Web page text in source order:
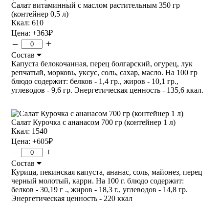
Салат витаминный с маслом растительным 350 гр
(контейнер 0,5 л)
Ккал: 610
Цена: +363₽
– +
Состав
Капуста белокочанная, перец болгарский, огурец, лук
репчатый, морковь, уксус, соль, сахар, масло. На 100 гр
блюдо содержит: белков - 1,4 гр., жиров - 10,1 гр.,
углеводов - 9,6 гр. Энергетическая ценность - 135,6 ккал.
Салат Курочка с ананасом 700 гр (контейнер 1 л)
Ккал: 1540
Цена: +605₽
– +
Состав
Курица, пекинская капуста, ананас, соль, майонез, перец
черный молотый, карри. На 100 г. блюдо содержит:
белков - 30,19 г ., жиров - 18,3 г., углеводов - 14,8 гр.
Энергетическая ценность - 220 ккал